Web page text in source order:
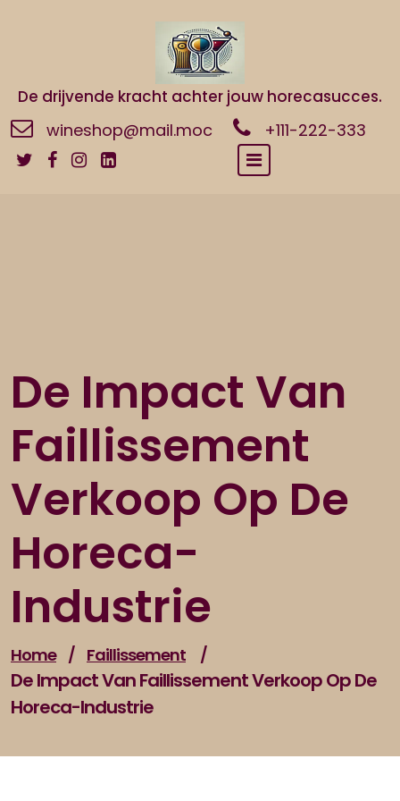
De drijvende kracht achter jouw horecasucces.
wineshop@mail.moc +111-222-333
De Impact Van
Faillissement
Verkoop Op De
Horeca-
Industrie
Home / Faillissement /
De Impact Van Faillissement Verkoop Op De
Horeca-Industrie